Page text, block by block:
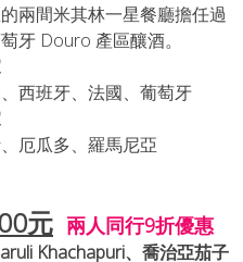
兩間米其林一星餐廳擔任過
牙 Douro 產區釀酒。
西班牙、法國、葡萄牙
厄瓜多、羅馬尼亞
元 兩人同行9折優惠
Khachapuri、喬治亞茄子